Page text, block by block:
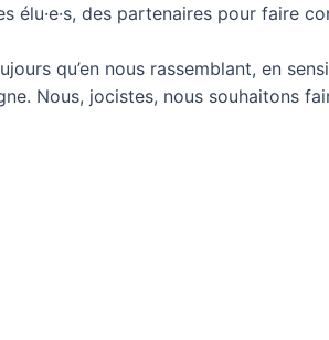
élu·e·s, des partenaires pour faire
qu’en nous rassemblant, en
Nous, jocistes, nous souhaitons